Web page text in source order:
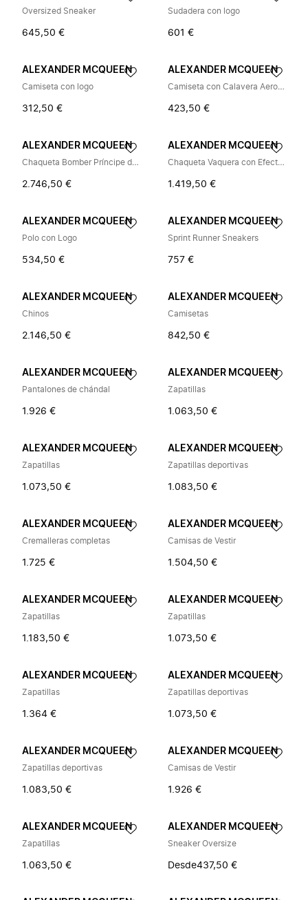
Oversized Sneaker
645,50 €
Sudadera con logo
601 €
ALEXANDER MCQUEEN
Camiseta con logo
312,50 €
ALEXANDER MCQUEEN
Camiseta con Calavera Aerografiada
423,50 €
ALEXANDER MCQUEEN
Chaqueta Bomber Príncipe de Gales
2.746,50 €
ALEXANDER MCQUEEN
Chaqueta Vaquera con Efecto Vintage
1.419,50 €
ALEXANDER MCQUEEN
Polo con Logo
534,50 €
ALEXANDER MCQUEEN
Sprint Runner Sneakers
757 €
ALEXANDER MCQUEEN
Chinos
2.146,50 €
ALEXANDER MCQUEEN
Camisetas
842,50 €
ALEXANDER MCQUEEN
Pantalones de chándal
1.926 €
ALEXANDER MCQUEEN
Zapatillas
1.063,50 €
ALEXANDER MCQUEEN
Zapatillas
1.073,50 €
ALEXANDER MCQUEEN
Zapatillas deportivas
1.083,50 €
ALEXANDER MCQUEEN
Cremalleras completas
1.725 €
ALEXANDER MCQUEEN
Camisas de Vestir
1.504,50 €
ALEXANDER MCQUEEN
Zapatillas
1.183,50 €
ALEXANDER MCQUEEN
Zapatillas
1.073,50 €
ALEXANDER MCQUEEN
Zapatillas
1.364 €
ALEXANDER MCQUEEN
Zapatillas deportivas
1.073,50 €
ALEXANDER MCQUEEN
Zapatillas deportivas
1.083,50 €
ALEXANDER MCQUEEN
Camisas de Vestir
1.926 €
ALEXANDER MCQUEEN
Zapatillas
1.063,50 €
ALEXANDER MCQUEEN
Sneaker Oversize
Desde437,50 €